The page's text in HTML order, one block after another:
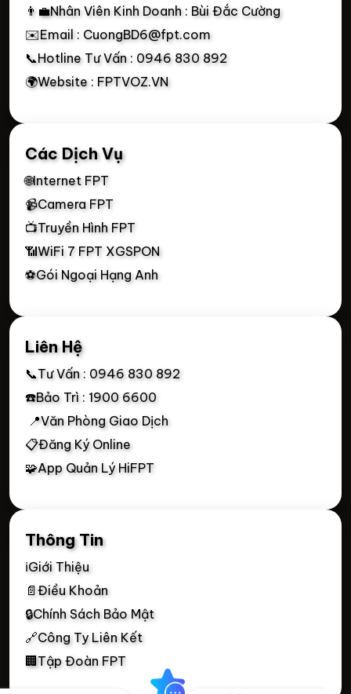
👨‍💼Nhân Viên Kinh Doanh : Bùi Đắc Cường
✉️Email : CuongBD6@fpt.com
📞Hotline Tư Vấn : 0946 830 892
🌍Website : FPTVOZ.VN
Các Dịch Vụ
🌐Internet FPT
📹Camera FPT
📺Truyền Hình FPT
📶WiFi 7 FPT XGSPON
⚽Gói Ngoại Hạng Anh
Liên Hệ
📞Tư Vấn : 0946 830 892
☎️Bảo Trì : 1900 6600
📍Văn Phòng Giao Dịch
📋Đăng Ký Online
🧩App Quản Lý HiFPT
Thông Tin
ℹ️Giới Thiệu
📄Điều Khoản
🔒Chính Sách Bảo Mật
🔗Công Ty Liên Kết
🏢Tập Đoàn FPT